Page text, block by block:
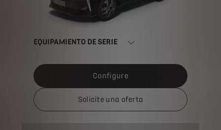
EQUIPAMIENTO DE SERIE
Configure
Solicite una oferta